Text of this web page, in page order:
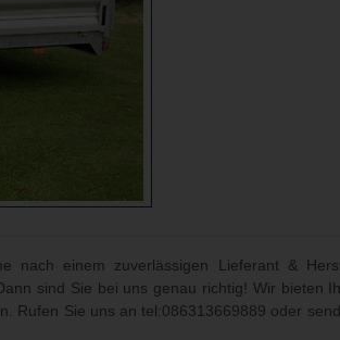
nach einem zuverlässigen Lieferant &
sind Sie bei uns genau richtig! Wir bieten
Rufen Sie uns antel:086313669889 oder